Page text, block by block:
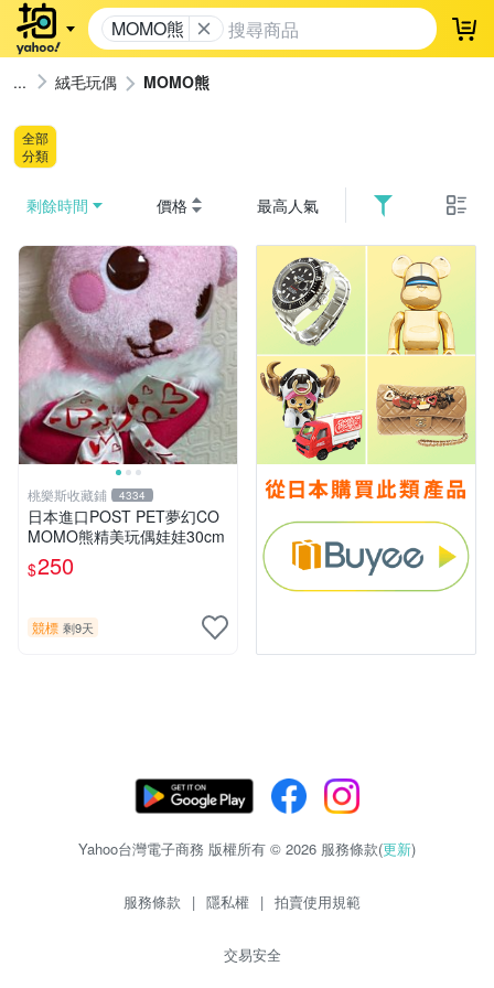
MOMO熊 登
絨毛玩偶 MOMO熊
全部
分類
剩餘時間 價格 最高人氣
桃樂斯收藏鋪 4334
日本進口POST PET夢幻CO
MOMO熊精美玩偶娃娃30cm
$250
競標 剩9天
Yahoo台灣電子商務 版權所有 © 2026 服務條款(更新)
服務條款 | 隱私權 | 拍賣使用規範
交易安全